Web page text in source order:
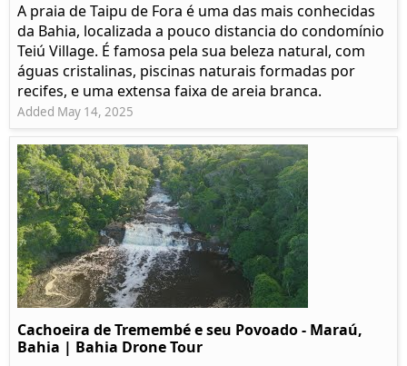
A praia de Taipu de Fora é uma das mais conhecidas
da Bahia, localizada a pouco distancia do condomínio
Teiú Village. É famosa pela sua beleza natural, com
águas cristalinas, piscinas naturais formadas por
recifes, e uma extensa faixa de areia branca.
Added May 14, 2025
Cachoeira de Tremembé e seu Povoado - Maraú,
Bahia | Bahia Drone Tour